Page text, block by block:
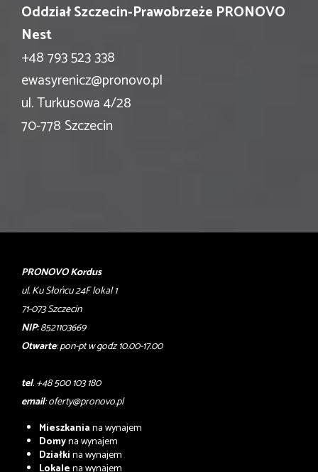
Oddział Szczecin-Prawobrzeże PRONOVO
Nest
+48 793 523 338
ewasyrenicz@pronovo.pl
ul. Turkusowa 4/28
70-778 Szczecin
PRONOVO Kordus
ul. Ku Słońcu 24F lokal 1
71-073 Szczecin
NIP: 8521103669
Otwarte: pon-pt w godz 10.00-17.00
tel. +48 500 103 180
email:oferty@pronovo.pl
Mieszkaniana wynajem
Domyna wynajem
Działkina wynajem